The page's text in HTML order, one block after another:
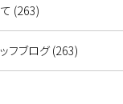
(263)
フブログ (263)